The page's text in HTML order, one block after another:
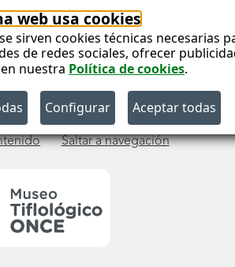
web usa cookies
sirven cookies técnicas
de redes sociales, ofrecer
nuestra Política de cookies.
Saltar a navegación